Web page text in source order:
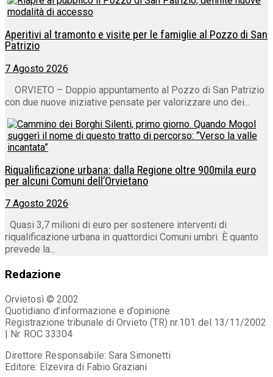
Aperitivi al tramonto e visite per le famiglie al Pozzo di San
Patrizio
7 Agosto 2026
ORVIETO – Doppio appuntamento al Pozzo di San Patrizio
con due nuove iniziative pensate per valorizzare uno dei...
Riqualificazione urbana: dalla Regione oltre 900mila euro
per alcuni Comuni dell’Orvietano
7 Agosto 2026
Quasi 3,7 milioni di euro per sostenere interventi di
riqualificazione urbana in quattordici Comuni umbri. È quanto
prevede la...
Redazione
Orvietosì © 2002
Quotidiano d’informazione e d’opinione
Registrazione tribunale di Orvieto (TR) nr.101 del 13/11/2002
| Nr. ROC 33304
Direttore Responsabile: Sara Simonetti
Editore: Elzevira di Fabio Graziani